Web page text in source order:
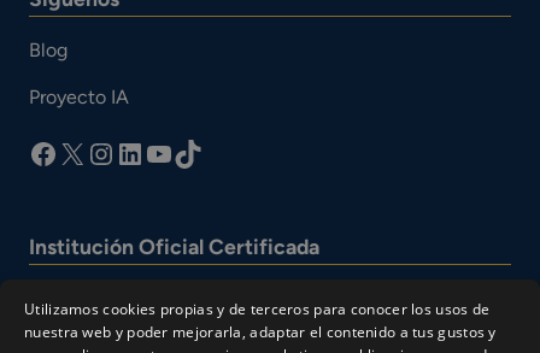
Blog
Proyecto IA
facebook
X Instagram
LinkedIn
YouTube
TikTok
Institución Oficial Certificada
Utilizamos cookies propias y de terceros para conocer los usos de
nuestra web y poder mejorarla, adaptar el contenido a tus gustos y